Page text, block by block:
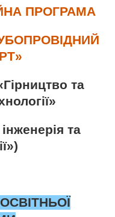
ПРОГРАМА
та
та